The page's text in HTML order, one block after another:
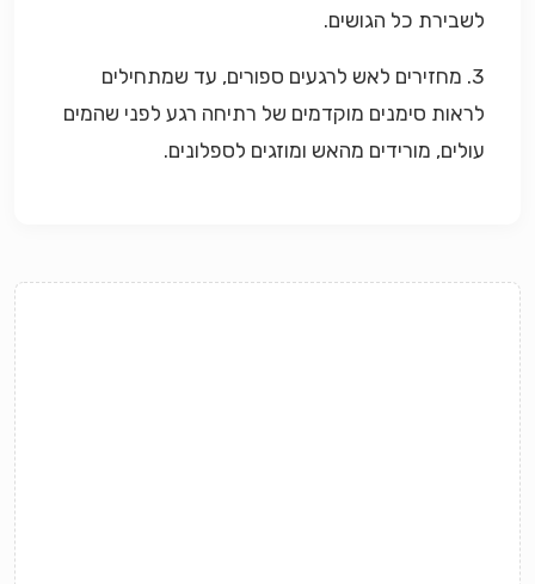
לשבירת כל הגושים.
3. מחזירים לאש לרגעים ספורים, עד שמתחילים
לראות סימנים מוקדמים של רתיחה רגע לפני שהמים
עולים, מורידים מהאש ומוזגים לספלונים.